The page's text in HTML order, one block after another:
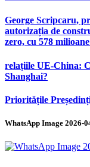
George Scripcaru,
autorizația de
zero, cu 578
relațiile UE-China:
Shanghai?
Prioritățile
WhatsApp Image 2026-